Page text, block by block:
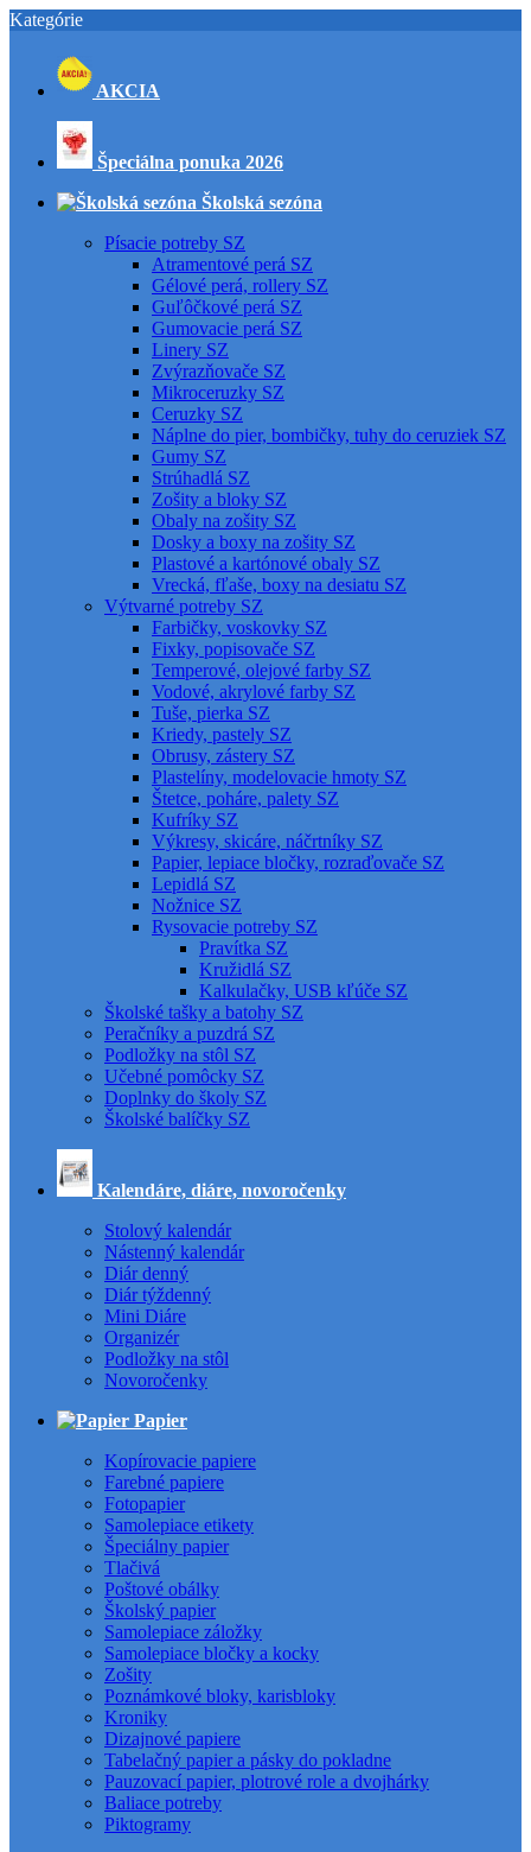
Kategórie
AKCIA
Špeciálna ponuka 2026
Školská sezóna
Písacie potreby SZ
Atramentové perá SZ
Gélové perá, rollery SZ
Guľôčkové perá SZ
Gumovacie perá SZ
Linery SZ
Zvýrazňovače SZ
Mikroceruzky SZ
Ceruzky SZ
Náplne do pier, bombičky, tuhy do ceruziek SZ
Gumy SZ
Strúhadlá SZ
Zošity a bloky SZ
Obaly na zošity SZ
Dosky a boxy na zošity SZ
Plastové a kartónové obaly SZ
Vrecká, fľaše, boxy na desiatu SZ
Výtvarné potreby SZ
Farbičky, voskovky SZ
Fixky, popisovače SZ
Temperové, olejové farby SZ
Vodové, akrylové farby SZ
Tuše, pierka SZ
Kriedy, pastely SZ
Obrusy, zástery SZ
Plastelíny, modelovacie hmoty SZ
Štetce, poháre, palety SZ
Kufríky SZ
Výkresy, skicáre, náčrtníky SZ
Papier, lepiace bločky, rozraďovače SZ
Lepidlá SZ
Nožnice SZ
Rysovacie potreby SZ
Pravítka SZ
Kružidlá SZ
Kalkulačky, USB kľúče SZ
Školské tašky a batohy SZ
Peračníky a puzdrá SZ
Podložky na stôl SZ
Učebné pomôcky SZ
Doplnky do školy SZ
Školské balíčky SZ
Kalendáre, diáre, novoročenky
Stolový kalendár
Nástenný kalendár
Diár denný
Diár týždenný
Mini Diáre
Organizér
Podložky na stôl
Novoročenky
Papier
Kopírovacie papiere
Farebné papiere
Fotopapier
Samolepiace etikety
Špeciálny papier
Tlačivá
Poštové obálky
Školský papier
Samolepiace záložky
Samolepiace bločky a kocky
Zošity
Poznámkové bloky, karisbloky
Kroniky
Dizajnové papiere
Tabelačný papier a pásky do pokladne
Pauzovací papier, plotrové role a dvojhárky
Baliace potreby
Piktogramy